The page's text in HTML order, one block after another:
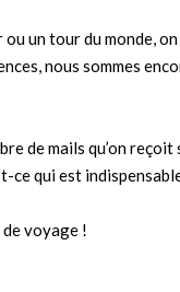
un tour du monde,
nous sommes
de mails qu’on
ce qui est
voyage !